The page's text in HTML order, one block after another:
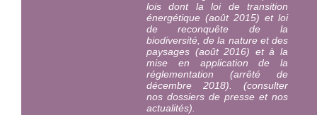
lois dont la loi de transition
énergétique (août 2015) et loi
de reconquête de la
biodiversité, de la nature et des
paysages (août 2016) et à la
mise en application de la
réglementation (arrêté de
décembre 2018). (consulter
nos dossiers de presse et nos
actualités).